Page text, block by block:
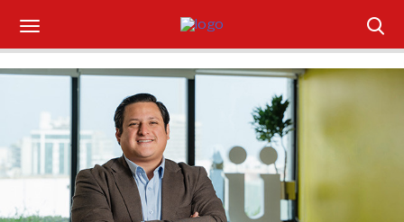
Suscríbase
Iniciar sesión
¿Qué está pasando?